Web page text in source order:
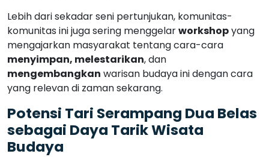
Lebih dari sekadar seni pertunjukan, komunitas-
komunitas ini juga sering menggelarworkshopyang
mengajarkan masyarakat tentang cara-cara
menyimpan, melestarikan, dan
mengembangkan warisan budaya ini dengan cara
yang relevan di zaman sekarang.
Potensi Tari Serampang Dua Belas
sebagai Daya Tarik Wisata
Budaya